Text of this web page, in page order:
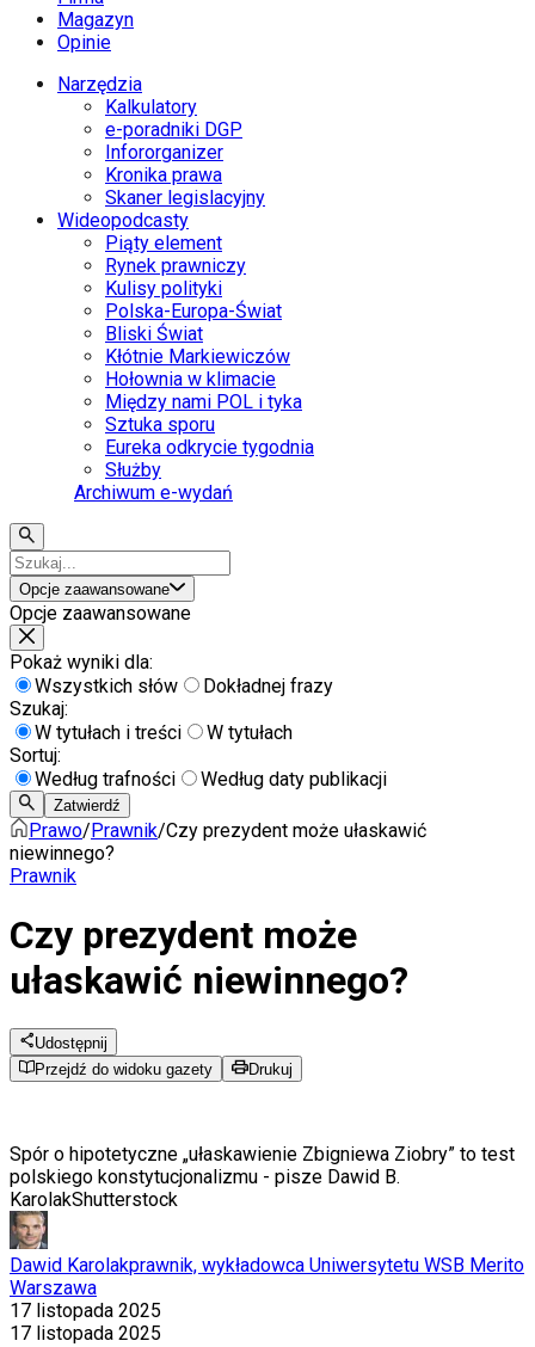
Magazyn
Opinie
Narzędzia
Kalkulatory
e-poradniki DGP
Infororganizer
Kronika prawa
Skaner legislacyjny
Wideopodcasty
Piąty element
Rynek prawniczy
Kulisy polityki
Polska-Europa-Świat
Bliski Świat
Kłótnie Markiewiczów
Hołownia w klimacie
Między nami POL i tyka
Sztuka sporu
Eureka odkrycie tygodnia
Służby
Archiwum e-wydań
Opcje zaawansowane
Opcje zaawansowane
Pokaż wyniki dla:
Wszystkich słów
Dokładnej frazy
Szukaj:
W tytułach i treści
W tytułach
Sortuj:
Według trafności
Według daty publikacji
Zatwierdź
Prawo/Prawnik/Czy prezydent może ułaskawić
niewinnego?
Prawnik
Czy prezydent może
ułaskawić niewinnego?
Udostępnij
Przejdź do widoku gazety
Drukuj
Spór o hipotetyczne „ułaskawienie Zbigniewa Ziobry” to test
polskiego konstytucjonalizmu - pisze Dawid B.
KarolakShutterstock
Dawid Karolakprawnik, wykładowca Uniwersytetu WSB Merito
Warszawa
17 listopada 2025
17 listopada 2025